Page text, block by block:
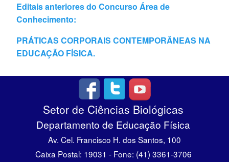
Editais anteriores do Concurso Área de
Conhecimento:
PRÁTICAS CORPORAIS CONTEMPORÂNEAS NA
EDUCAÇÃO FÍSICA.
Setor de Ciências Biológicas
Departamento de Educação Física
Av. Cel. Francisco H. dos Santos, 100
Caixa Postal: 19031 - Fone: (41) 3361-3706